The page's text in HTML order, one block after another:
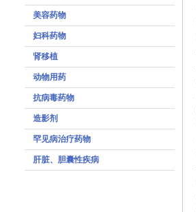
美容药物
妇科药物
肾移植
动物用药
抗病毒药物
造影剂
罕见病治疗药物
肝脏、胆囊性疾病